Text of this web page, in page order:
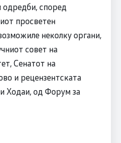
одредби, според
просветен
неколку органи,
совет на
Сенатот на
и рецензентската
Ходаи, од Форум за